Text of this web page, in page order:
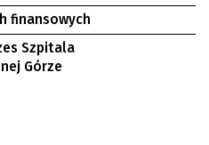
finansowych
Szpitala
Górze